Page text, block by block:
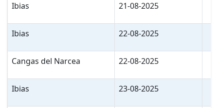
Ibias 21-08-2025
Ibias 22-08-2025
Cangas del Narcea 22-08-2025
Ibias 23-08-2025